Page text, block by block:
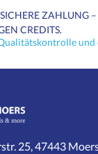
ZAHLUNG
CREDITS.
25, 47443